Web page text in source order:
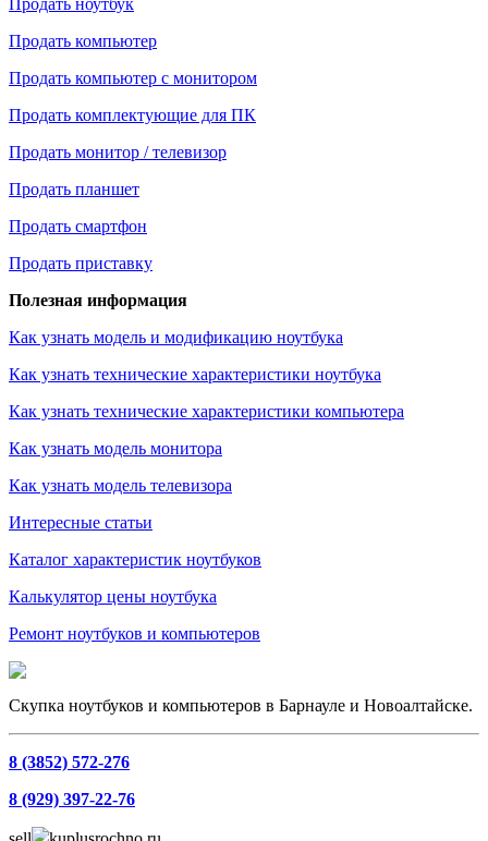
Продать ноутбук
Продать компьютер
Продать компьютер с монитором
Продать комплектующие для ПК
Продать монитор / телевизор
Продать планшет
Продать смартфон
Продать приставку
Полезная информация
Как узнать модель и модификацию ноутбука
Как узнать технические характеристики ноутбука
Как узнать технические характеристики компьютера
Как узнать модель монитора
Как узнать модель телевизора
Интересные статьи
Каталог характеристик ноутбуков
Калькулятор цены ноутбука
Ремонт ноутбуков и компьютеров
Скупка ноутбуков и компьютеров в Барнауле и Новоалтайске.
8 (3852) 572-276
8 (929) 397-22-76